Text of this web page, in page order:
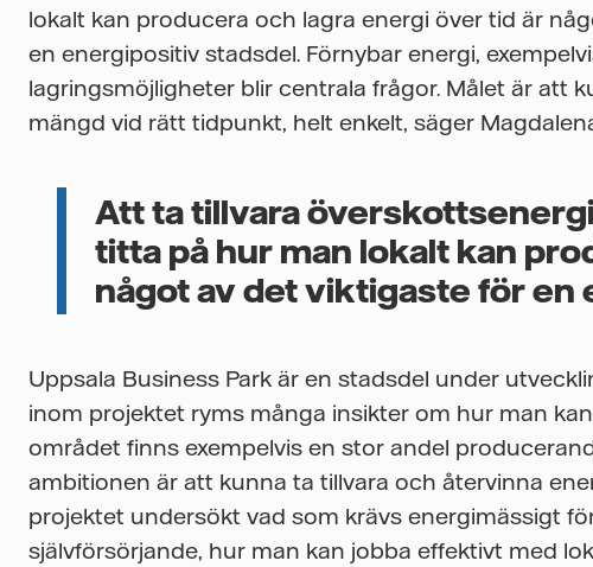
lokalt kan producera och lagra energi över tid är
en energipositiv stadsdel. Förnybar energi,
lagringsmöjligheter blir centrala frågor. Målet är att
mängd vid rätt tidpunkt, helt enkelt, säger
Att ta tillvara
titta på hur man lokalt kan
något av det viktigaste för
Uppsala Business Park är en stadsdel under
inom projektet ryms många insikter om hur man
området finns exempelvis en stor andel
ambitionen är att kunna ta tillvara och återvinna
projektet undersökt vad som krävs energimässigt
självförsörjande, hur man kan jobba effektivt med